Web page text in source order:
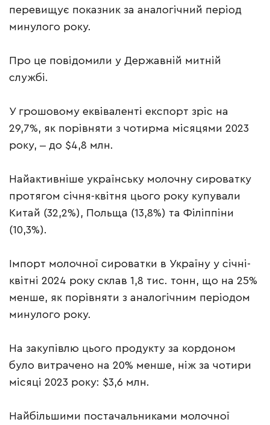
перевищує показник за аналогічний період
минулого року.
Про це повідомили у Державній митній
службі.
У грошовому еквіваленті експорт зріс на
29,7%, як порівняти з чотирма місяцями 2023
року, ‒ до $4,8 млн.
Найактивніше українську молочну сироватку
протягом січня-квітня цього року купували
Китай (32,2%), Польща (13,8%) та Філіппіни
(10,3%).
Імпорт молочної сироватки в Україну у січні-
квітні 2024 року склав 1,8 тис. тонн, що на 25%
менше, як порівняти з аналогічним періодом
минулого року.
На закупівлю цього продукту за кордоном
було витрачено на 20% менше, ніж за чотири
місяці 2023 року: $3,6 млн.
Найбільшими постачальниками молочної